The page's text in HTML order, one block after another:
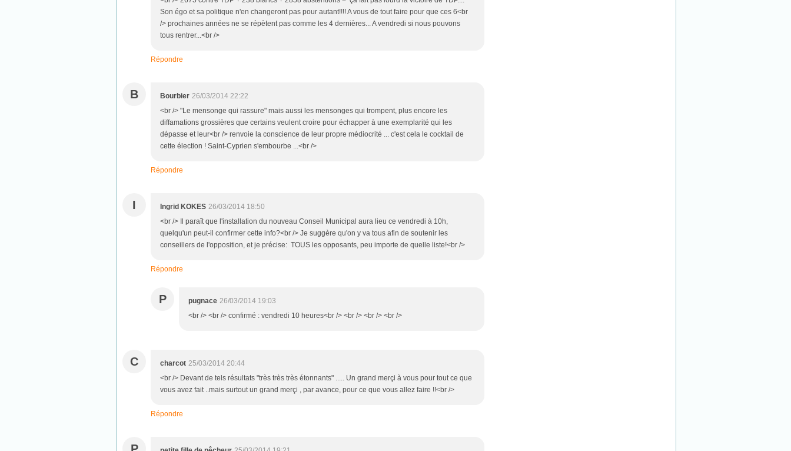
Son égo et sa politique n'en changeront pas pour autant!!!! A vous de tout faire pour que ces 6<br
/> prochaines années ne se répètent pas comme les 4 dernières... A vendredi si nous pouvons
tous rentrer...<br />
Répondre
B Bourbier 26/03/2014 22:22
<br /> "Le mensonge qui rassure" mais aussi les mensonges qui trompent, plus encore les
diffamations grossières que certains veulent croire pour échapper à une exemplarité qui les
dépasse et leur<br /> renvoie la conscience de leur propre médiocrité ... c'est cela le cocktail de
cette élection ! Saint-Cyprien s'embourbe ...<br />
Répondre
I Ingrid KOKES 26/03/2014 18:50
<br /> Il paraît que l'installation du nouveau Conseil Municipal aura lieu ce vendredi à 10h,
quelqu'un peut-il confirmer cette info?<br /> Je suggère qu'on y va tous afin de soutenir les
conseillers de l'opposition, et je précise: TOUS les opposants, peu importe de quelle liste!<br />
Répondre
P pugnace 26/03/2014 19:03
<br /> <br /> confirmé : vendredi 10 heures<br /> <br /> <br /> <br />
C charcot 25/03/2014 20:44
<br /> Devant de tels résultats "très très très étonnants" ..... Un grand merçi à vous pour tout ce que
vous avez fait ..mais surtout un grand merçi , par avance, pour ce que vous allez faire !!<br />
Répondre